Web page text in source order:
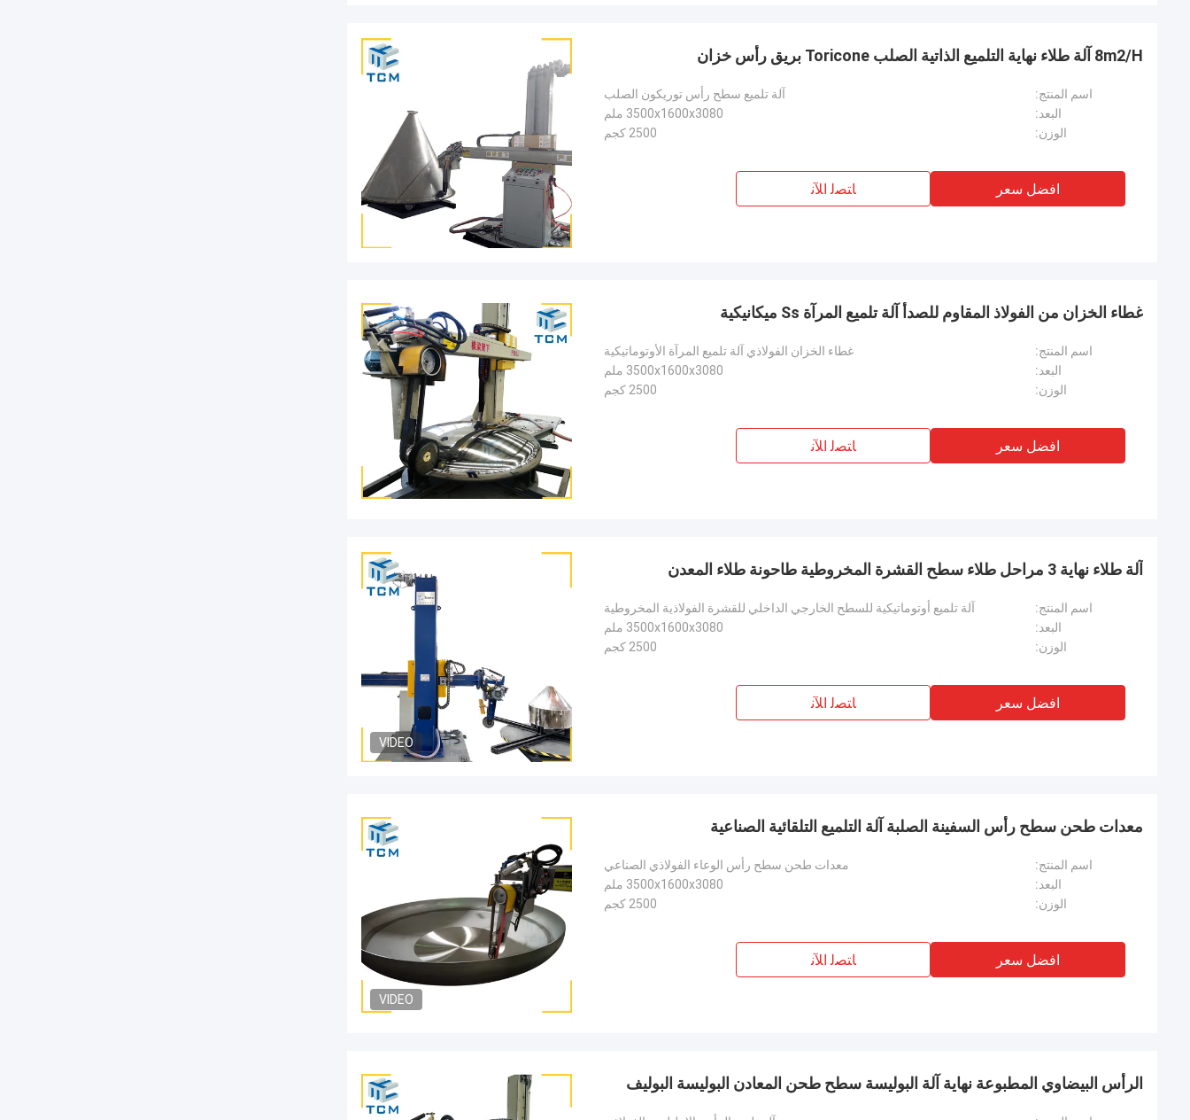
8m2/H آلة طلاء نهاية التلميع الذاتية الصلب Toricone بريق رأس خزان
اسم المنتج:
آلة تلميع سطح رأس توريكون الصلب
البعد:
3500x1600x3080 ملم
الوزن:
2500 كجم
افضل سعر ﺎﺘﺼﻟ ﺍﻶﻧ
غطاء الخزان من الفولاذ المقاوم للصدأ آلة تلميع المرآة Ss ميكانيكية
اسم المنتج:
غطاء الخزان الفولاذي آلة تلميع المرآة الأوتوماتيكية
البعد:
3500x1600x3080 ملم
الوزن:
2500 كجم
افضل سعر ﺎﺘﺼﻟ ﺍﻶﻧ
VIDEO
آلة طلاء نهاية 3 مراحل طلاء سطح القشرة المخروطية طاحونة طلاء المعدن
اسم المنتج:
آلة تلميع أوتوماتيكية للسطح الخارجي الداخلي للقشرة الفولاذية المخروطية
البعد:
3500x1600x3080 ملم
الوزن:
2500 كجم
افضل سعر ﺎﺘﺼﻟ ﺍﻶﻧ
VIDEO
معدات طحن سطح رأس السفينة الصلبة آلة التلميع التلقائية الصناعية
اسم المنتج:
معدات طحن سطح رأس الوعاء الفولاذي الصناعي
البعد:
3500x1600x3080 ملم
الوزن:
2500 كجم
افضل سعر ﺎﺘﺼﻟ ﺍﻶﻧ
الرأس البيضاوي المطبوعة نهاية آلة البوليسة سطح طحن المعادن البوليسة البوليف